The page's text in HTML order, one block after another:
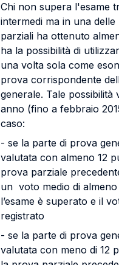
Chi non supera l'esame
intermedi ma in una
parziali ha ottenuto
ha la possibilità di
una volta sola come
prova corrispondente
generale. Tale possibilità
anno (fino a febbraio
caso:
- se la parte di prova
valutata con almeno 12
prova parziale
un voto medio di almeno
l’esame è superato e il
registrato
- se la parte di prova
valutata con meno di 12